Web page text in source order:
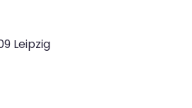
Leipzig